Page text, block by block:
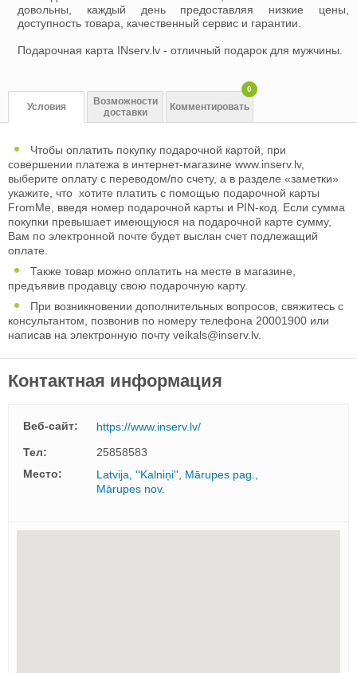
довольны, каждый день предоставляя низкие цены,
доступность товара, качественный сервис и гарантии.
Подарочная карта INserv.lv - отличный подарок для мужчины.
Условия
Возможности
доставки
Комментировать
0
Чтобы оплатить покупку подарочной картой, при
совершении платежа в интернет-магазине www.inserv.lv,
выберите оплату с переводом/по счету, а в разделе «заметки»
укажите, что хотите платить с помощью подарочной карты
FromMe, введя номер подарочной карты и PIN-код. Если сумма
покупки превышает имеющуюся на подарочной карте сумму,
Вам по электронной почте будет выслан счет подлежащий
оплате.
Также товар можно оплатить на месте в магазине,
предъявив продавцу свою подарочную карту.
При возникновении дополнительных вопросов, свяжитесь с
консультантом, позвонив по номеру телефона 20001900 или
написав на электронную почту veikals@inserv.lv.
Контактная информация
Веб-сайт:
https://www.inserv.lv/
Тел:
25858583
Mесто:
Latvija, ''Kalniņi'', Mārupes pag.,
Mārupes nov.